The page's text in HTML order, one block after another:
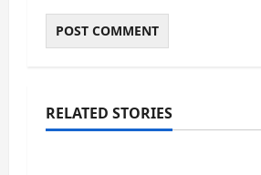
RELATED STORIES